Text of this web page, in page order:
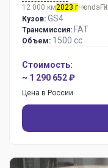
12 000 км2023 гHondaFit
Кузов: GS4
Трансмиссия: FAT
Объем: 1500 сс
Стоимость:
~ 1 290 652 ₽
Цена в России